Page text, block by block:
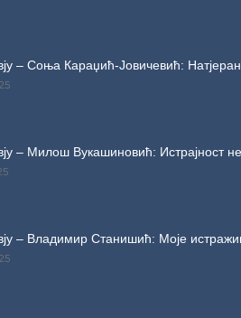
– Соња Караџић-Јовичевић:
– Милош Вукашиновић: Истрајност
– Владимир Станишић: Моје